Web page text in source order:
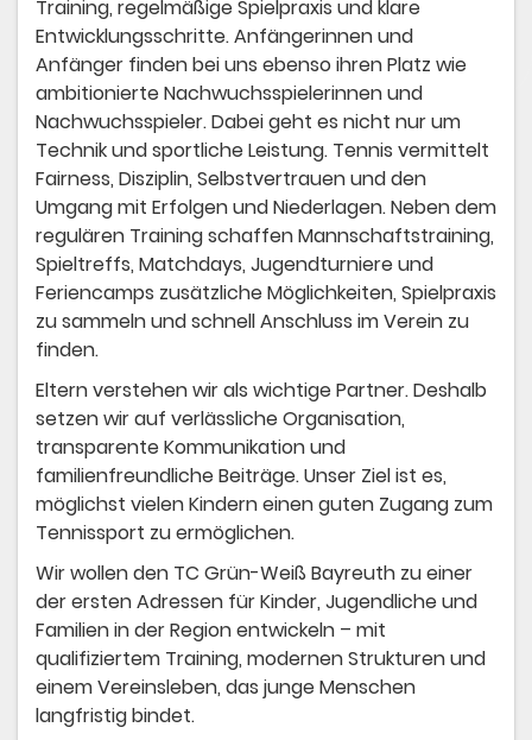
Training, regelmäßige Spielpraxis und klare
Entwicklungsschritte. Anfängerinnen und
Anfänger finden bei uns ebenso ihren Platz wie
ambitionierte Nachwuchsspielerinnen und
Nachwuchsspieler. Dabei geht es nicht nur um
Technik und sportliche Leistung. Tennis vermittelt
Fairness, Disziplin, Selbstvertrauen und den
Umgang mit Erfolgen und Niederlagen. Neben dem
regulären Training schaffen Mannschaftstraining,
Spieltreffs, Matchdays, Jugendturniere und
Feriencamps zusätzliche Möglichkeiten, Spielpraxis
zu sammeln und schnell Anschluss im Verein zu
finden.
Eltern verstehen wir als wichtige Partner. Deshalb
setzen wir auf verlässliche Organisation,
transparente Kommunikation und
familienfreundliche Beiträge. Unser Ziel ist es,
möglichst vielen Kindern einen guten Zugang zum
Tennissport zu ermöglichen.
Wir wollen den TC Grün-Weiß Bayreuth zu einer
der ersten Adressen für Kinder, Jugendliche und
Familien in der Region entwickeln – mit
qualifiziertem Training, modernen Strukturen und
einem Vereinsleben, das junge Menschen
langfristig bindet.